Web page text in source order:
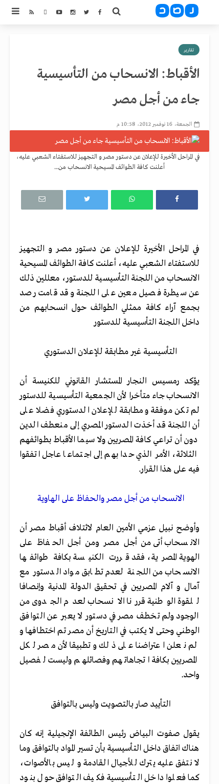
تقارير
الأقباط: الانسحاب من التأسيسية
جاء من أجل مصر
الجمعة، 16 نوفمبر 2012، 10:58 م
في المراحل الأخيرة للإعلان عن دستور مصر و التجهيز للاستفتاء الشعبي عليه،
أعلنت كافة الطوائف المسيحية الانسحاب من...
في المراحل الأخيرة للإعلان عن دستور مصر و التجهيز
للاستفتاء الشعبي عليه، أعلنت كافة الطوائف المسيحية
الانسحاب من اللجنة التأسيسية للدستور، معللين ذلك
عن سيطرة فصيل معين على اللجنة وقد قامت رصد
بجمع آراء كافة ممثلي الطوائف حول انسحابهم من
داخل اللجنة التأسيسية للدستور
التأسيسية غير مطابقة للإعلان الدستوري
يؤكد رمسيس النجار المستشار القانوني للكنيسة أن
الانسحاب جاء متأخرا لأن الجمعية التأسيسية للدستور
لم تكن موفقة ومطابقة للإعلان الدستوري فضلا على
أن اللجنة قد أخذت الدستور المصري إلى منعطف الدين
دون أن تراعي كافة المصريين ولا سيما الأقباط بطوائفهم
الثلاثة، الأمر الذي حدا بهم إلى اجتماعا عاجل اتفقوا
فيه على هذا القرار.
الانسحاب من أجل مصر والحفاظ على الهاوية
وأوضح نبيل عزمي الأمين العام لائتلاف أقباط مصر أن
الانسحاب أتى من أجل مصر ومن أجل الحفاظ على
الهوية المصرية، فقد قررت الكنيسة بكافة طوائفها
الانسحاب من اللجنة لعدم تطابق مواد الدستور مع
آمال و آلام المصريين في تحقيق الدولة المدنية وإنصافا
للقوة الوطنية قررنا الانسحاب لعدم الجدوى من
الوجود ولم تخطف مصر في دستور لا يعبر عن التوافق
الوطني وحتى لا يكتب في التاريخ أن مصر تم اختطافها و
لم نعلن اعتراضنا على ذلك وتطبيقا لأن مصر لكل
المصريين بكافة اتجاهاتهم وفصائلهم وليست لفصيل
واحد.
التأييد صار بالتصويت وليس بالتوافق
يقول صفوت البياض رئيس الطائفة الإنجيلية إنه كان
هناك اتفاق داخل التأسيسية بأن تسير المواد بالتوافق وما
لا نتفق عليه يترك للأجيال القادمة و ليس بالأصوات،
كما فعلوا داخل التأسيسية فكيف التوافق حول بنود